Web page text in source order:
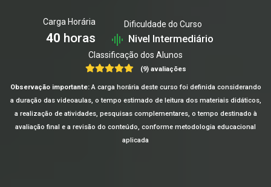
Carga Horária
40 horas
Dificuldade do Curso
Nivel Intermediário
Classificação dos Alunos
(9) avaliações
Observação importante:A carga horária deste curso foi definida considerando
a duração das videoaulas, o tempo estimado de leitura dos materiais didáticos,
a realização de atividades, pesquisas complementares, o tempo destinado à
avaliação final e a revisão do conteúdo, conforme metodologia educacional
aplicada